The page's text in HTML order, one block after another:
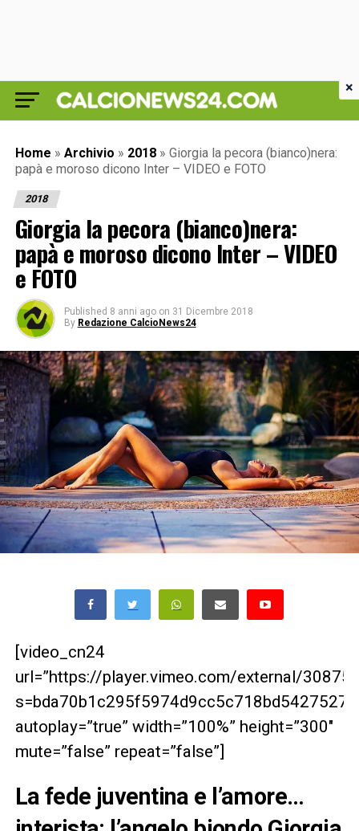
Home » Archivio » 2018 » Giorgia la pecora (bianco)nera:
papà e moroso dicono Inter – VIDEO e FOTO
2018
Giorgia la pecora (bianco)nera:
papà e moroso dicono Inter – VIDEO
e FOTO
Published 8 anni ago on 31 Dicembre 2018
By Redazione CalcioNews24
[video_cn24
url=”https://player.vimeo.com/external/
autoplay=”true” width=”100%” height=”300″
mute=”false” repeat=”false”]
La fede juventina e l’amore…
×